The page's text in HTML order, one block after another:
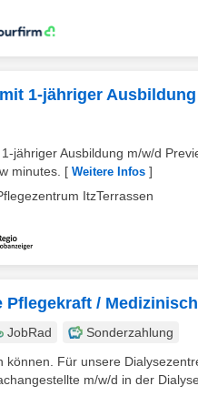
1-jähriger
1-jähriger Ausbildung m/w/d
minutes. [ Weitere Infos ]
ItzTerrassen
Pflegekraft /
JobRad
Sonderzahlung
können. Für unsere
m/w/d in der Dialyse